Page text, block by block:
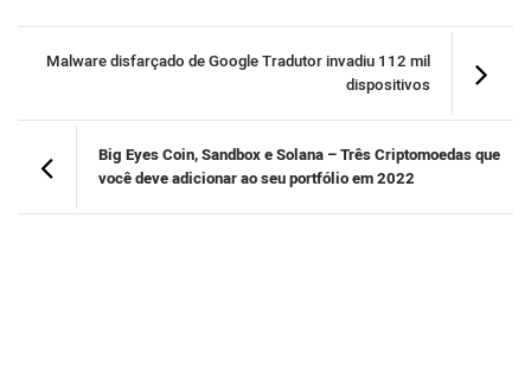
Malware disfarçado de Google Tradutor invadiu 112 mil
dispositivos
Big Eyes Coin, Sandbox e Solana – Três Criptomoedas que
você deve adicionar ao seu portfólio em 2022